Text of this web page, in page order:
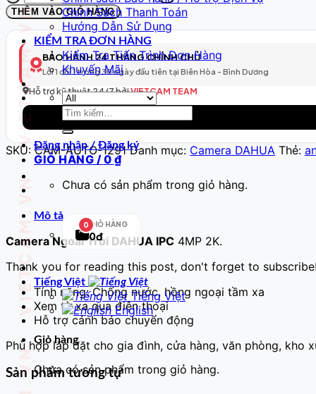
Chính Sách Thanh Toán
Hướng Dẫn Sử Dụng
KIỂM TRA ĐƠN HÀNG
Kiểm Tra Tiến Trình Đơn Hàng
Khuyến Mãi
Tìm
Đăng nhập / Đăng ký
GIỎ HÀNG / 0 ₫
Chưa có sản phẩm trong giỏ hàng.
0 GIỎ HÀNG
0đ
Tiếng Việt
Tiếng Việt
English
Giỏ hàng
Chưa có sản phẩm trong giỏ hàng.
WiFi
Thông
Minh
Model
292
–
Full
HD
số
THÊM VÀO GIỎ HÀNG
BẢO HÀNH 24 THÁNG CHÍNH CHỦ
Lỗi 1 đổi 1 trong 30 ngày đầu tiên tại Biên Hòa - Bình Dương
Hỗ trợ kỹ thuật 24/7 bởiVIETCAM TEAM
SKU:CAM-AUTO-1291 Danh mục: Camera DAHUA Thẻ:
Mô tả
Camera Ngoài Trời DAHUA IPC 4MP 2K.
Thank you for reading this post, don't forget to subscribe!
Tính năng: Chống nước, hồng ngoại tầm xa
Xem từ xa qua điện thoại
Hỗ trợ cảnh báo chuyển động
Phù hợp lắp đặt cho gia đình, cửa hàng, văn phòng, kho
Sản phẩm tương tự